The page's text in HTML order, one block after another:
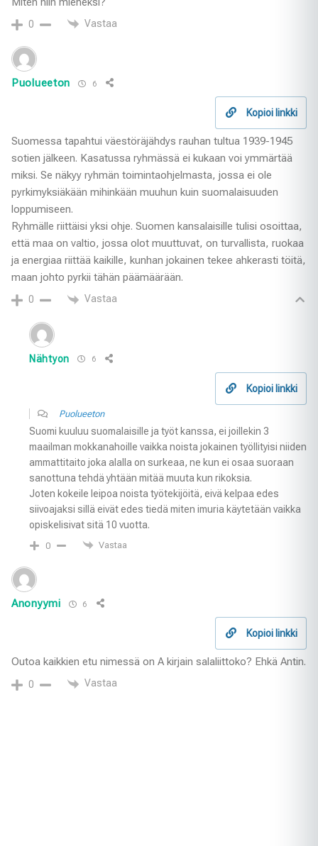
0 Vastaa
Puolueeton 6
Kopioi linkki
Suomessa tapahtui väestöräjähdys rauhan tultua 1939-1945
sotien jälkeen. Kasatussa ryhmässä ei kukaan voi ymmärtää
miksi. Se näkyy ryhmän toimintaohjelmasta, jossa ei ole
pyrkimyksiäkään mihinkään muuhun kuin suomalaisuuden
loppumiseen.
Ryhmälle riittäisi yksi ohje. Suomen kansalaisille tulisi osoittaa,
että maa on valtio, jossa olot muuttuvat, on turvallista, ruokaa
ja energiaa riittää kaikille, kunhan jokainen tekee ahkerasti töitä,
maan johto pyrkii tähän päämäärään.
0 Vastaa
Nähtyon 6
Kopioi linkki
Puolueeton
Suomi kuuluu suomalaisille ja työt kanssa, ei joillekin 3
maailman mokkanahoille vaikka noista jokainen työllityisi niiden
ammattitaito joka alalla on surkeaa, ne kun ei osaa suoraan
sanottuna tehdä yhtään mitää muuta kun rikoksia.
Joten kokeile leipoa noista työtekijöitä, eivä kelpaa edes
siivoajaksi sillä eivät edes tiedä miten imuria käytetään vaikka
opiskelisivat sitä 10 vuotta.
0 Vastaa
Anonyymi 6
Kopioi linkki
Outoa kaikkien etu nimessä on A kirjain salaliittoko? Ehkä Antin.
0 Vastaa